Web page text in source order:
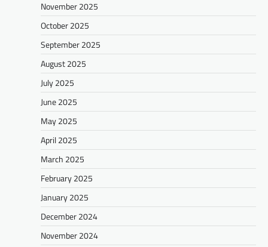
November 2025
October 2025
September 2025
August 2025
July 2025
June 2025
May 2025
April 2025
March 2025
February 2025
January 2025
December 2024
November 2024